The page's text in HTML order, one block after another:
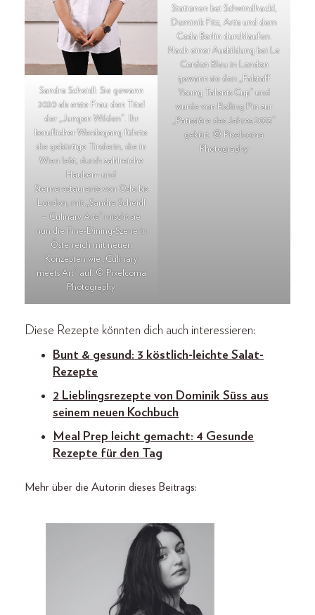
Sandra Scheidl: Sie gewann
2020 als erste Frau den Titel
der „Jungen Wilden“. Ihr
beruflicher Werdegang führte
die gebürtige Tirolerin, die in
Wien lebt, durch zahlreiche
Hauben- und
Sternerestaurants von Oslo bis
London, mit „Sandra Scheidl
– Culinary Arts“ mischt sie
nun die Fine-Dining-Szene in
Österreich mit neuen
Konzepten wie „Culinary
meets Art“ auf. © Pixelcoma
Photography
Stationen bei Schwindhackl,
Dominik Fitz, Artis und dem
Coda Berlin durch­laufen.
Nach einer Ausbildung bei Le
Cordon Bleu in London
gewann sie den „Falstaff
Young Talents Cup“ und
wurde von Rolling Pin zur
„Patissière des Jahres 2023“
gekürt. © Pixelcoma
Photography
Diese Rezepte könnten dich auch interessieren:
Bunt & gesund: 3 köstlich-leichte Salat-
Rezepte
2 Lieblingsrezepte von Dominik Süss aus
seinem neuen Kochbuch
Meal Prep leicht gemacht: 4 Gesunde
Rezepte für den Tag
Mehr über die Autorin dieses Beitrags: